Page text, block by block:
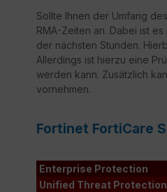
Sollte Ihnen der Umfang
RMA-Zeiten an. Dabei ist
der nächsten Stunden.
Allerdings ist hierzu eine
werden kann. Zusätzlich
vornehmen.
Fortinet FortiCare
Enterprise Protection
Unified Threat Protection